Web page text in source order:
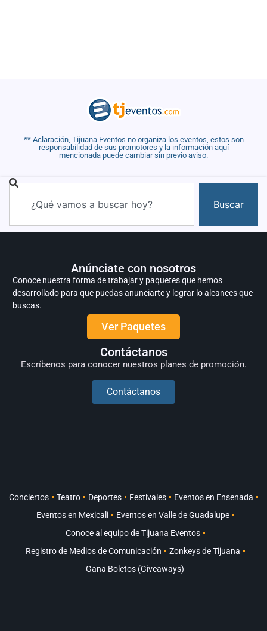
** Aclaración, Tijuana Eventos no organiza los eventos, estos son
responsabilidad de sus promotores y la información aquí
mencionada puede cambiar sin previo aviso.
Buscar
Anúnciate con nosotros
Conoce nuestra forma de trabajar y paquetes que hemos
desarrollado para que puedas anunciarte y lograr lo alcances que
buscas.
Ver Paquetes
Contáctanos
Escríbenos para conocer nuestros planes de promoción.
Contáctanos
Conciertos Teatro Deportes Festivales
Eventos en Ensenada
Eventos en Mexicali
Eventos en Valle de Guadalupe
Conoce al equipo de Tijuana Eventos
Registro de Medios de Comunicación
Zonkeys de Tijuana
Gana Boletos (Giveaways)